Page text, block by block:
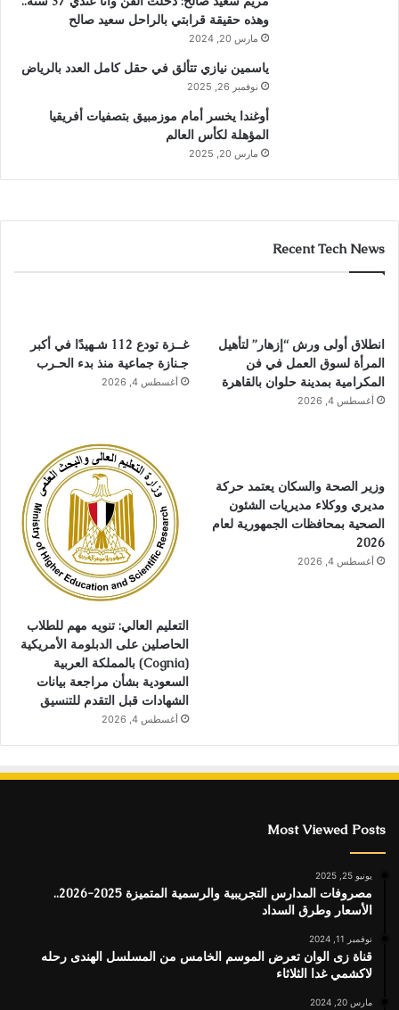
وهذه حقيقة قرابتي بالراحل سعيد صالح
مارس 20, 2024
ياسمين نيازي تتألق في حقل كامل العدد بالرياض
نوفمبر 26, 2025
أوغندا يخسر أمام موزمبيق بتصفيات أفريقيا
المؤهلة لكأس العالم
مارس 20, 2025
Recent Tech News
انطلاق أولى ورش “إزهار” لتأهيل
المرأة لسوق العمل في فن
المكرامية بمدينة حلوان بالقاهرة
أغسطس 4, 2026
غــزة تودع 112 شـهيدًا في أكبر
جـنازة جماعية منذ بدء الحـرب
أغسطس 4, 2026
وزير الصحة والسكان يعتمد حركة
مديري ووكلاء مديريات الشئون
الصحية بمحافظات الجمهورية لعام
2026
أغسطس 4, 2026
التعليم العالي: تنويه مهم للطلاب
الحاصلين على الدبلومة الأمريكية
(Cognia) بالمملكة العربية
السعودية بشأن مراجعة بيانات
الشهادات قبل التقدم للتنسيق
أغسطس 4, 2026
Most Viewed Posts
يونيو 25, 2025
مصروفات المدارس التجريبية والرسمية المتميزة 2025-2026..
الأسعار وطرق السداد
نوفمبر 11, 2024
قناة زى الوان تعرض الموسم الخامس من المسلسل الهندى رحله
لاكشمي غدا الثلاثاء
مارس 20, 2024